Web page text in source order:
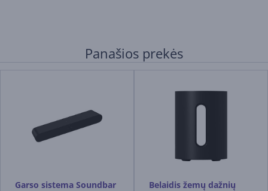
Panašios prekės
Garso sistema Soundbar
Belaidis žemų dažnių